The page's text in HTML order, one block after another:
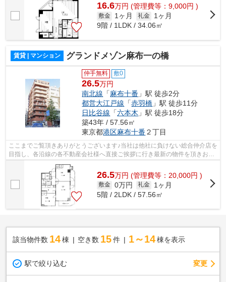
16.6万円 (管理費等：9,000円 )
敷金 1ヶ月 礼金
1ヶ月
9階 / 1LDK / 34.06㎡
賃貸 | マンション グランドメゾン麻布一の橋
仲手無料 敷0
26.5万円
南北線 「麻布十番 」駅 徒歩2分
都営大江戸線 「赤羽橋 」駅 徒歩11分
日比谷線 「六本木 」駅 徒歩18分
築43年 / 57.56㎡
東京都港区麻布十番 ２丁目
ここまでご覧頂きありがとうございます♪当社は他社に負けない総合仲介店を
目指し、各沿線の各不動産会社様へ直接ご挨拶に行き最新の物件を頂きお客
様へ提供しております！最新の情報は...
26.5万円 (管理費等：20,000円 )
敷金 0万円 礼金
1ヶ月
5階 / 2LDK / 57.56㎡
該当物件数 14棟 空き数 15 件 1～14 棟を表示
駅で絞り込む 変更